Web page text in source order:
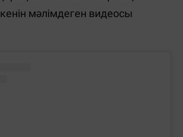
мәлімдеген видеосы